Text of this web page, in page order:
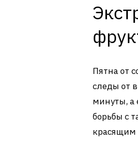
Пятна от
следы от
минуты, а
борьбы с
красящим